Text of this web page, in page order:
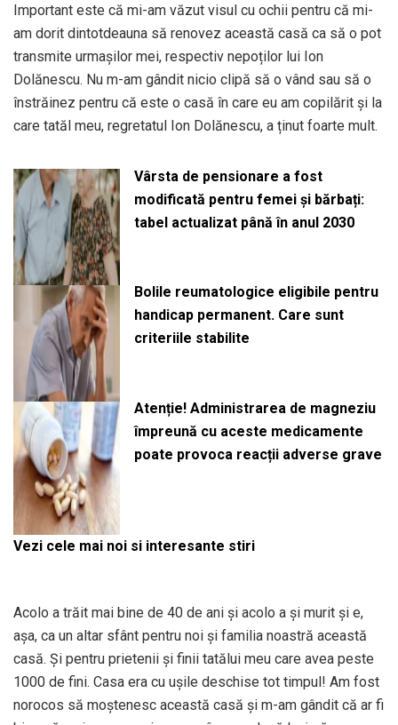
Important este că mi-am văzut visul cu ochii pentru că mi-
am dorit dintotdeauna să renovez această casă ca să o pot
transmite urmașilor mei, respectiv nepoților lui Ion
Dolănescu. Nu m-am gândit nicio clipă să o vând sau să o
înstrăinez pentru că este o casă în care eu am copilărit și la
care tatăl meu, regretatul Ion Dolănescu, a ținut foarte mult.
Vârsta de pensionare a fost
modificată pentru femei și bărbați:
tabel actualizat până în anul 2030
Bolile reumatologice eligibile pentru
handicap permanent. Care sunt
criteriile stabilite
Atenție! Administrarea de magneziu
împreună cu aceste medicamente
poate provoca reacții adverse grave
Vezi cele mai noi si interesante stiri
Acolo a trăit mai bine de 40 de ani și acolo a și murit și e,
așa, ca un altar sfânt pentru noi și familia noastră această
casă. Și pentru prietenii și finii tatălui meu care avea peste
1000 de fini. Casa era cu ușile deschise tot timpul! Am fost
norocos să moștenesc această casă și m-am gândit că ar fi